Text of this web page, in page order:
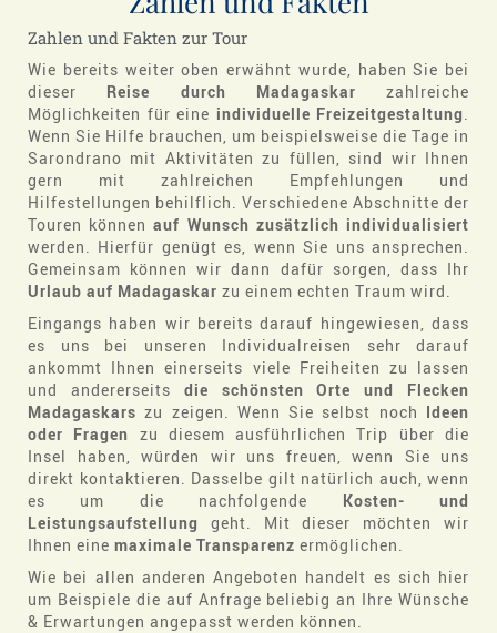
Zahlen und Fakten zur Tour
Wie bereits weiter oben erwähnt wurde, haben Sie bei
dieser Reise durch Madagaskar zahlreiche
Möglichkeiten für eine individuelle Freizeitgestaltung
Wenn Sie Hilfe brauchen, um beispielsweise die Tage in
Sarondrano mit Aktivitäten zu füllen, sind wir Ihnen
gern mit zahlreichen Empfehlungen und
Hilfestellungen behilflich. Verschiedene Abschnitte der
Touren könnenauf Wunsch zusätzlich individualisiert
werden. Hierfür genügt es, wenn Sie uns ansprechen.
Gemeinsam können wir dann dafür sorgen, dass Ihr
Urlaub auf Madagaskar zu einem echten Traum wird.
Eingangs haben wir bereits darauf hingewiesen, dass
es uns bei unseren Individualreisen sehr darauf
ankommt Ihnen einerseits viele Freiheiten zu lassen
und andererseits die schönsten Orte und Flecken
Madagaskarszu zeigen. Wenn Sie selbst noch Ideen
oder Fragen zu diesem ausführlichen Trip über die
Insel haben, würden wir uns freuen, wenn Sie uns
direkt kontaktieren. Dasselbe gilt natürlich auch, wenn
es um die nachfolgende Kosten- und
Leistungsaufstellung
geht. Mit dieser möchten wir
Ihnen eine maximale Transparenz ermöglichen.
Wie bei allen anderen Angeboten handelt es sich hier
um Beispiele die auf Anfrage beliebig an Ihre Wünsche
& Erwartungen angepasst werden können.